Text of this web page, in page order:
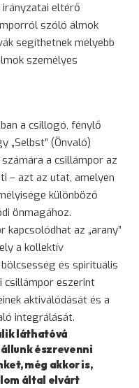
eltérő
szóló álmok
segíthetnek mélyebb
személyes
a csillogó, fénylő
„Selbst” (Önvaló)
a csillámpor az
– azt az utat, amelyen
különböző
önmagához.
az „arany”
a kollektív
bölcsesség és spirituális
csillámpor eszerint
aktiválódását és a
integrálását.
láthatóvá
észrevenni
még akkor is,
által elvárt